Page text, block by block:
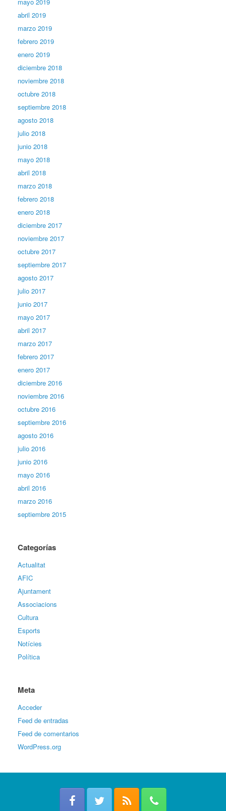
abril 2019
marzo 2019
febrero 2019
enero 2019
diciembre 2018
noviembre 2018
octubre 2018
septiembre 2018
agosto 2018
julio 2018
junio 2018
mayo 2018
abril 2018
marzo 2018
febrero 2018
enero 2018
diciembre 2017
noviembre 2017
octubre 2017
septiembre 2017
agosto 2017
julio 2017
junio 2017
mayo 2017
abril 2017
marzo 2017
febrero 2017
enero 2017
diciembre 2016
noviembre 2016
octubre 2016
septiembre 2016
agosto 2016
julio 2016
junio 2016
mayo 2016
abril 2016
marzo 2016
septiembre 2015
Categorías
Actualitat
AFIC
Ajuntament
Associacions
Cultura
Esports
Notícies
Política
Meta
Acceder
Feed de entradas
Feed de comentarios
WordPress.org